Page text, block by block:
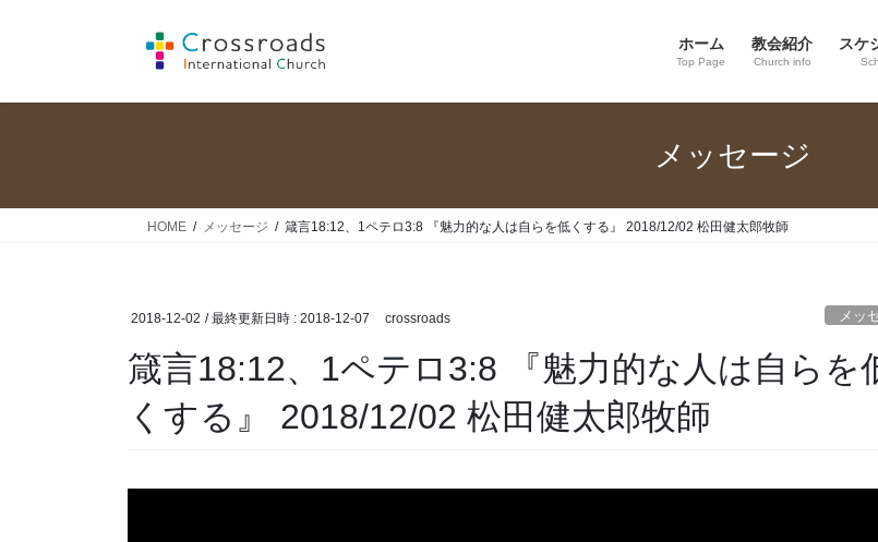
ホーム
Top Page
教会紹介
Church info
スケ
メッセージ
HOME メッセージ 箴言18:12、1ペテロ3:8 『魅力的な人は自らを低くする』 2018/12/02 松田健太郎牧師
2018-12-02 / 最終更新日時 : 2018-12-07 crossroads メッ
箴言18:12、1ペテロ3:8 『魅力的な人は自らを
くする』 2018/12/02 松田健太郎牧師